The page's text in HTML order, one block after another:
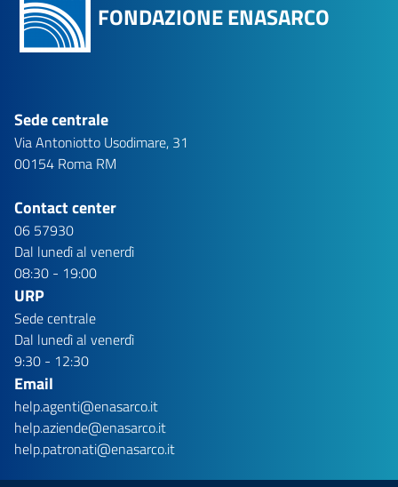
FONDAZIONE ENASARCO
Sede centrale
Via Antoniotto Usodimare, 31
00154 Roma RM
Contact center
06 57930
Dal lunedì al venerdì
08:30 - 19:00
URP
Sede centrale
Dal lunedì al venerdì
9:30 - 12:30
Email
help.agenti@enasarco.it
help.aziende@enasarco.it
help.patronati@enasarco.it